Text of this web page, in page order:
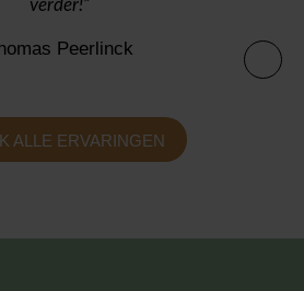
verder!”
Peerlinck
ALLE ERVARINGEN